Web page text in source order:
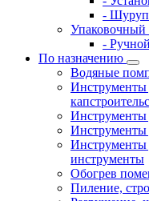
-
Упаковочный
-
По назначению
Водяные
Инструменты
Инструменты
Инструменты
Инструменты
инструменты
Обогрев
Пиление,